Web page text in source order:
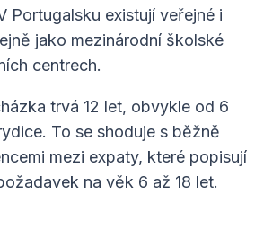
Portugalsku existují veřejné i
jako mezinárodní školské
centrech.
trvá 12 let, obvykle od 6
To se shoduje s běžně
mezi expaty, které popisují
na věk 6 až 18 let.